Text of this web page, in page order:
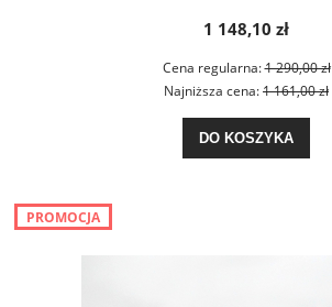
1 148,10 zł
Cena regularna:1 290,00 zł
Najniższa cena:1 161,00 zł
DO KOSZYKA
PROMOCJA